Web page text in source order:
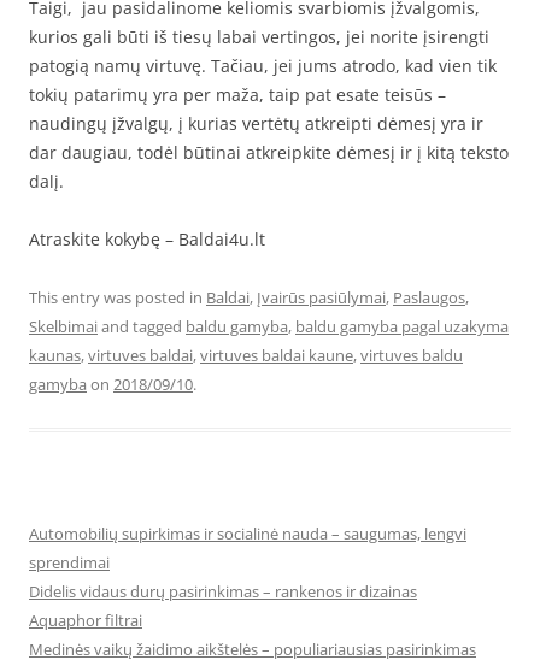
Taigi, jau pasidalinome keliomis svarbiomis įžvalgomis,
kurios gali būti iš tiesų labai vertingos, jei norite įsirengti
patogią namų virtuvę. Tačiau, jei jums atrodo, kad vien tik
tokių patarimų yra per maža, taip pat esate teisūs –
naudingų įžvalgų, į kurias vertėtų atkreipti dėmesį yra ir
dar daugiau, todėl būtinai atkreipkite dėmesį ir į kitą teksto
dalį.
Atraskite kokybę – Baldai4u.lt
This entry was posted in Baldai, Įvairūs pasiūlymai, Paslaugos,
Skelbimaiand tagged baldu gamyba, baldu gamyba pagal uzakyma
kaunas,virtuves baldai,virtuves baldai kaune,virtuves baldu
gamyba on 2018/09/10.
Automobilių supirkimas ir socialinė nauda – saugumas, lengvi
sprendimai
Didelis vidaus durų pasirinkimas – rankenos ir dizainas
Aquaphor filtrai
Medinės vaikų žaidimo aikštelės – populiariausias pasirinkimas